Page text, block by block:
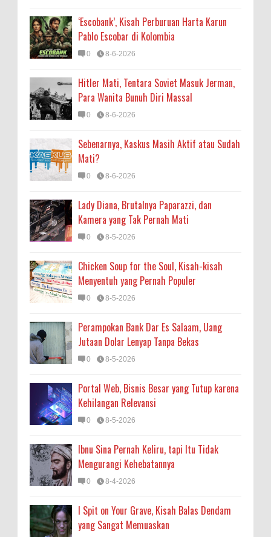
‘Escobank’, Kisah Perburuan Harta Karun
Pablo Escobar di Kolombia
0 8-6-2026
Hitler Mati, Tentara Soviet Masuk Jerman,
Para Wanita Bunuh Diri Massal
0 8-6-2026
Sebenarnya, Kaskus Masih Aktif atau Sudah
Mati?
0 8-6-2026
Lady Diana, Brutalnya Paparazzi, dan
Kamera yang Tak Pernah Mati
0 8-5-2026
Chicken Soup for the Soul, Kisah-kisah
Menyentuh yang Pernah Populer
0 8-5-2026
Perampokan Bank Dar Es Salaam, Uang
Jutaan Dolar Lenyap Tanpa Bekas
0 8-5-2026
Portal Web, Bisnis Besar yang Tutup karena
Kehilangan Relevansi
0 8-5-2026
Ibnu Sina Pernah Keliru, tapi Itu Tidak
Mengurangi Kehebatannya
0 8-4-2026
I Spit on Your Grave, Kisah Balas Dendam
yang Sangat Memuaskan